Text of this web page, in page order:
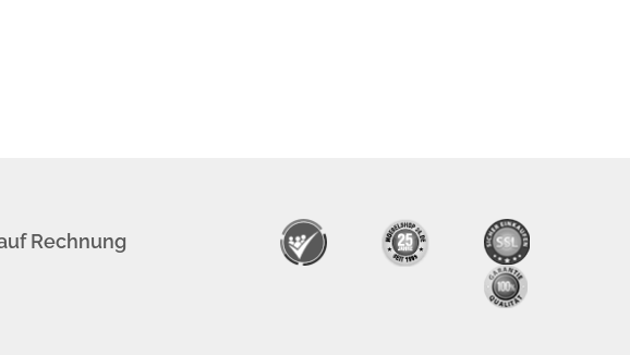
mit 4 Speicherplätzen
und Sanft-Stopp mit Kollisionsschutz
in 6 Farben.
Rechnung